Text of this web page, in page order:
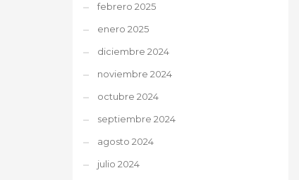
febrero 2025
enero 2025
diciembre 2024
noviembre 2024
octubre 2024
septiembre 2024
agosto 2024
julio 2024